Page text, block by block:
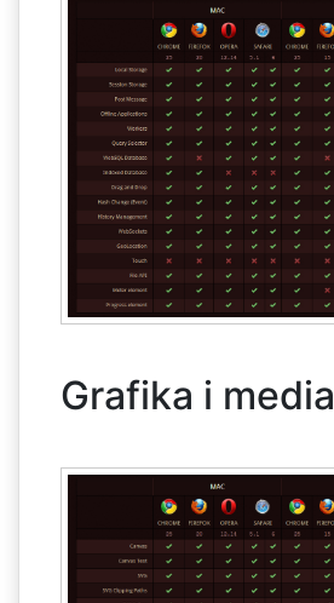
Grafika i media